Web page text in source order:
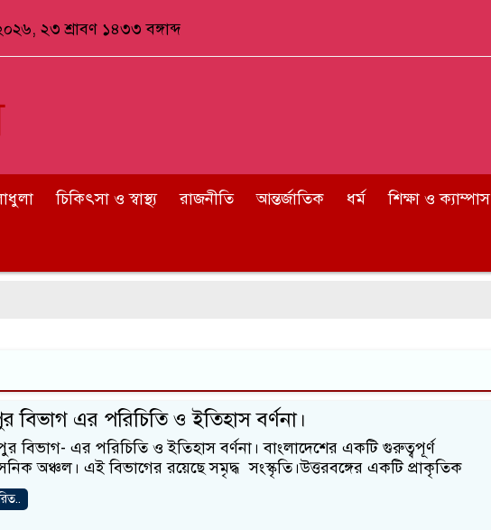
২৩ শ্রাবণ ১৪৩৩ বঙ্গাব্দ
চিকিৎসা ও স্বাস্থ্য রাজনীতি আন্তর্জাতিক ধর্ম শিক্ষা ও ক্যাম্পাস
বিভাগ এর পরিচিতি ও ইতিহাস বর্ণনা।
বিভাগ- এর পরিচিতি ও ইতিহাস বর্ণনা। বাংলাদেশের একটি গুরুত্বপূর্ণ
অঞ্চল। এই বিভাগের রয়েছে সমৃদ্ধ সংস্কৃতি।উত্তরবঙ্গের একটি প্রাকৃতিক